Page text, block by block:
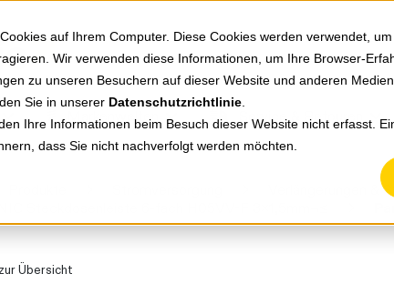
auf Ihrem Computer. Diese Cookies werden verwendet,
Wir verwenden diese Informationen, um Ihre Browser-
zu unseren Besuchern auf dieser Website und anderen
Sie in unserer Datenschutzrichtlinie
Ihre Informationen beim Besuch dieser Website nicht erfasst.
dass Sie nicht nachverfolgt werden möchten.
Markenwelten Service & Retouren
Verlängerungen &
Übersicht